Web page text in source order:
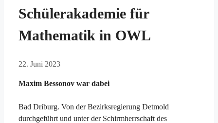
Schülerakademie für
Mathematik in OWL
22. Juni 2023
Maxim Bessonov war dabei
Bad Driburg. Von der Bezirksregierung Detmold
durchgeführt und unter der Schirmherrschaft des